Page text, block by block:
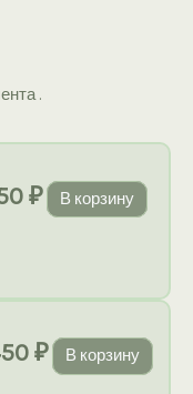
.
₽ В корзину
₽ В корзину